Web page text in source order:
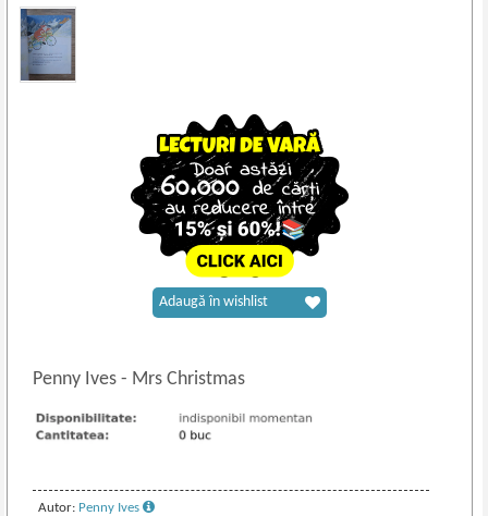
Penny Ives- Mrs Christmas
Autor: Penny Ives
Adaugă în wishlist